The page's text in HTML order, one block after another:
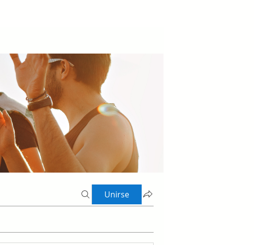
Unirse